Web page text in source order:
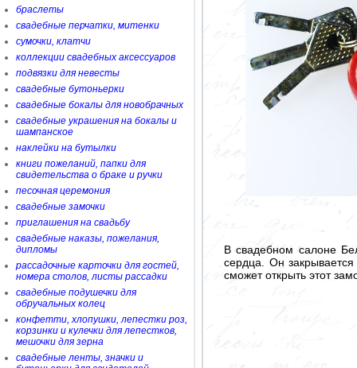
браслеты
свадебные перчатки, митенки
сумочки, клатчи
коллекции свадебных аксессуаров
подвязки для невесты
свадебные бутоньерки
свадебные бокалы для новобрачных
свадебные украшения на бокалы и
шампанское
наклейки на бутылки
книги пожеланий, папки для
свидетельства о браке и ручки
песочная церемония
свадебные замочки
приглашения на свадьбу
свадебные наказы, пожелания,
дипломы
рассадочные карточки для гостей,
номера столов, листы рассадки
свадебные подушечки для
обручальных колец
конфетти, хлопушки, лепестки роз,
корзинки и кулечки для лепестков,
мешочки для зерна
свадебные ленты, значки и
В свадебном салоне
сердца. Он
сможет открыть этот